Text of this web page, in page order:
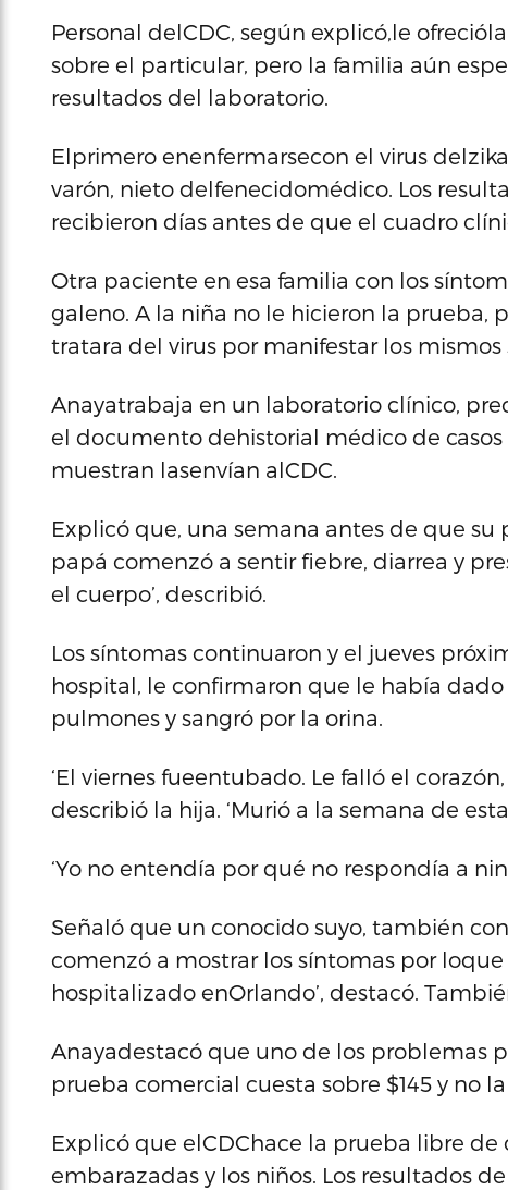
Personal delCDC, según explicó,le
sobre el particular, pero la familia aún
resultados del laboratorio.
Elprimero enenfermarsecon el virus
varón, nieto delfenecidomédico. Los
recibieron días antes de que el cuadro
Otra paciente en esa familia con los
galeno. A la niña no le hicieron la prueba,
tratara del virus por manifestar los
Anayatrabaja en un laboratorio clínico,
el documento dehistorial médico de casos
muestran lasenvían alCDC.
Explicó que, una semana antes de que
papá comenzó a sentir fiebre, diarrea y
el cuerpo’, describió.
Los síntomas continuaron y el jueves
hospital, le confirmaron que le había
pulmones y sangró por la orina.
‘El viernes fueentubado. Le falló el
describió la hija. ‘Murió a la semana de
‘Yo no entendía por qué no respondía a
Señaló que un conocido suyo, también
comenzó a mostrar los síntomas por
hospitalizado enOrlando’, destacó.
Anayadestacó que uno de los problemas
prueba comercial cuesta sobre $145 y no
Explicó que elCDChace la prueba libre de
embarazadas y los niños. Los resultados